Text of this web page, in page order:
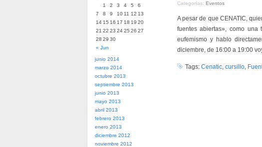
« Jun
1 2 3 4 5
6
7
8 9 10 11 12 13
14 15 16 17 18 19 20
21 22 23 24 25 26 27
28 29 30
junio 2014
marzo 2014
octubre 2013
septiembre 2013
junio 2013
mayo 2013
abril 2013
febrero 2013
enero 2013
diciembre 2012
noviembre 2012
Categorías: Eventos
A pesar de que CENATIC,
fuentes abiertas», como una
eufemismo y hablo
diciembre, de 16:00 a 19:00
Tags:Cenatic,cursillo,